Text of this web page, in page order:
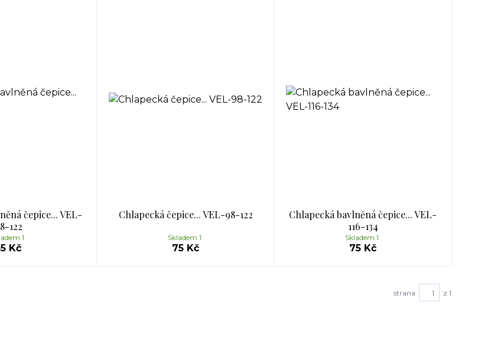
čepice... VEL-
122
Kč
1
Chlapecká čepice... VEL-98-122
75 Kč
Skladem 1
Chlapecká bavlněná čepice... VEL-
116-134
75 Kč
Skladem 1
strana z 1